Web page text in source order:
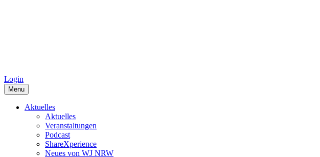
Login
Menu
Aktuelles
Aktuelles
Veranstaltungen
Podcast
ShareXperience
Neues von WJ NRW